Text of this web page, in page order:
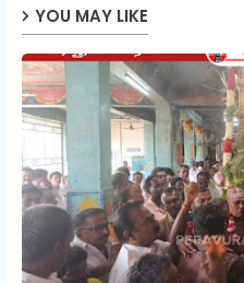
YOU MAY LIKE